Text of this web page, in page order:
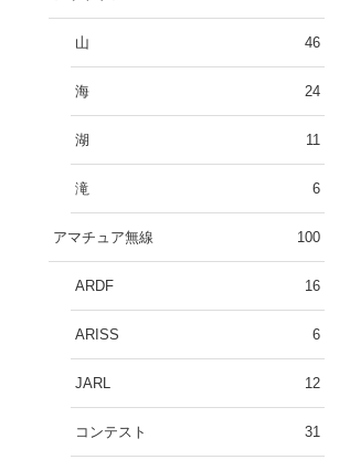
山 46
海 24
湖 11
滝 6
アマチュア無線 100
ARDF 16
ARISS 6
JARL 12
コンテスト 31